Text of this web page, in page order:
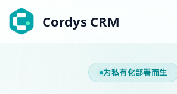
Cordys CRM
为私有化部署而生